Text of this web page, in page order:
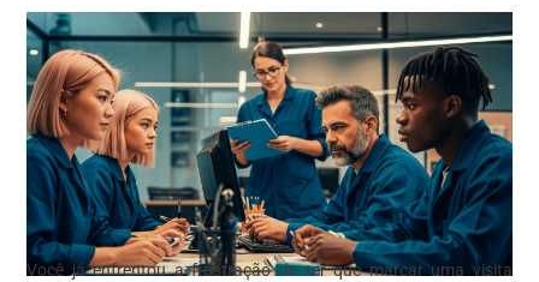
Você já enfrentou a frustração de ter que marcar uma visita